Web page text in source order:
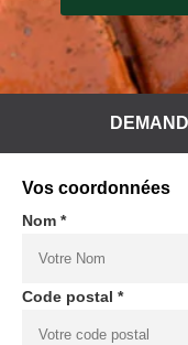
Vos coordonnées
Nom *
Code postal *